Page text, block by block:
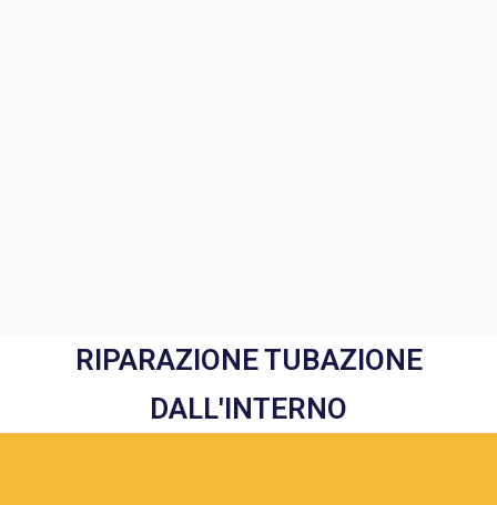
RIPARAZIONE TUBAZIONE
DALL'INTERNO